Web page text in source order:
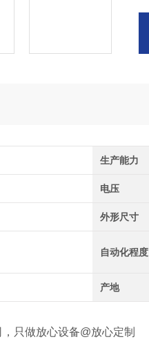
生产能力
电压
外形尺寸
自动化程度
产地
只做放心设备@放心定制